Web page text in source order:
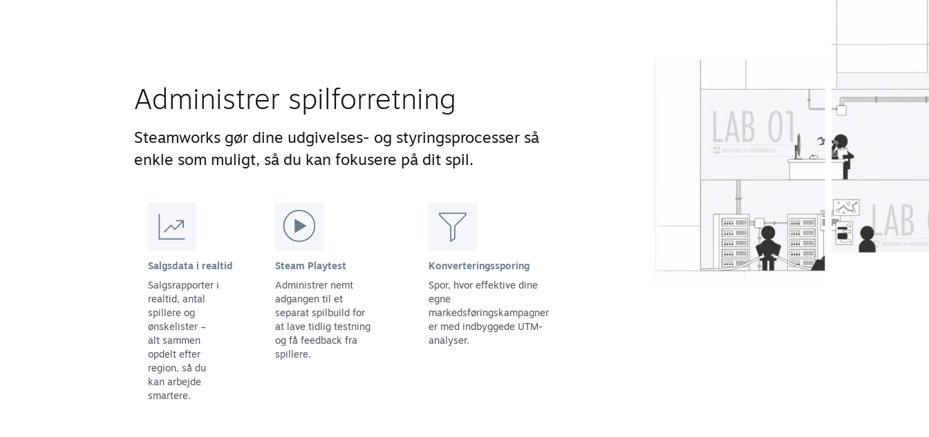
Administrer spilforretning
Steamworks gør dine udgivelses- og styringsprocesser så
enkle som muligt, så du kan fokusere på dit spil.
Salgsdata i realtid
Salgsrapporter i
realtid, antal
spillere og
ønskelister –
alt sammen
opdelt efter
region, så du
kan arbejde
smartere.
Steam Playtest
Administrer nemt
adgangen til et
separat spilbuild for
at lave tidlig testning
og få feedback fra
spillere.
Konverteringssporing
Spor, hvor effektive dine
egne
markedsføringskampagner
er med indbyggede UTM-
analyser.